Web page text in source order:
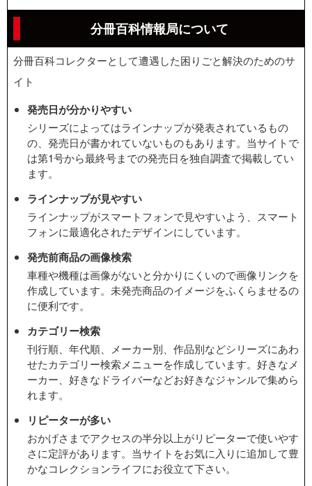
分冊百科情報局について
分冊百科コレクターとして遭遇した困りごと解決のためのサ
イト
発売日が分かりやすい
シリーズによってはラインナップが発表されているもの
の、発売日が書かれていないものもあります。当サイトで
は第1号から最終号までの発売日を独自調査で掲載してい
ます。
ラインナップが見やすい
ラインナップがスマートフォンで見やすいよう、スマート
フォンに最適化されたデザインにしています。
発売前商品の画像検索
車種や機種は画像がないと分かりにくいので画像リンクを
作成しています。未発売商品のイメージをふくらませるの
に便利です。
カテゴリー検索
刊行順、年代順、メーカー別、作品別などシリーズにあわ
せたカテゴリー検索メニューを作成しています。好きなメ
ーカー、好きなドライバーなどお好きなジャンルで集めら
れます。
リピーターが多い
おかげさまでアクセスの半分以上がリピーターで使いやす
さに定評があります。当サイトをお気に入りに追加して豊
かなコレクションライフにお役立て下さい。